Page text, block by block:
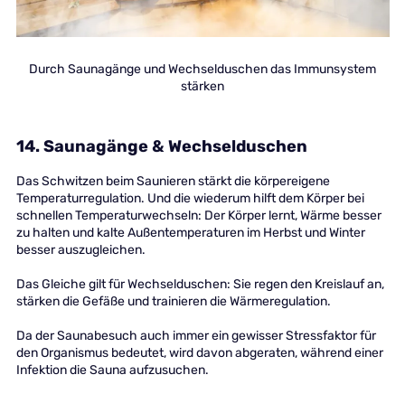
Durch Saunagänge und Wechselduschen das Immunsystem
stärken
14. Saunagänge & Wechselduschen
Das Schwitzen beim Saunieren stärkt die körpereigene
Temperaturregulation. Und die wiederum hilft dem Körper bei
schnellen Temperaturwechseln: Der Körper lernt, Wärme besser
zu halten und kalte Außentemperaturen im Herbst und Winter
besser auszugleichen.
Das Gleiche gilt für Wechselduschen: Sie regen den Kreislauf an,
stärken die Gefäße und trainieren die Wärmeregulation.
Da der Saunabesuch auch immer ein gewisser Stressfaktor für
den Organismus bedeutet, wird davon abgeraten, während einer
Infektion die Sauna aufzusuchen.